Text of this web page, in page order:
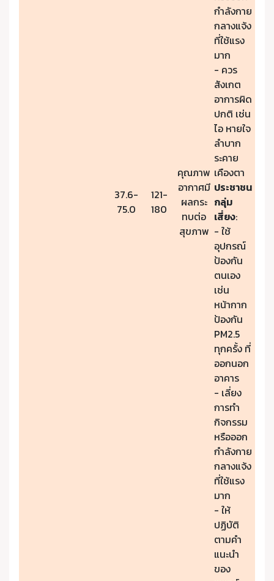
37.6-
75.0
121-
180
คุณภาพ
อากาศมี
ผลกระ
ทบต่อ
สุขภาพ
กำลังกาย
กลางแจ้ง
ที่ใช้แรง
มาก
- ควร
สังเกต
อาการผิด
ปกติ เช่น
ไอ หายใจ
ลำบาก
ระคาย
เคืองตา
ประชาชน
กลุ่ม
เสี่ยง:
- ใช้
อุปกรณ์
ป้องกัน
ตนเอง
เช่น
หน้ากาก
ป้องกัน
PM2.5
ทุกครั้ง ที่
ออกนอก
อาคาร
- เลี่ยง
การทำ
กิจกรรม
หรือออก
กำลังกาย
กลางแจ้ง
ที่ใช้แรง
มาก
- ให้
ปฏิบัติ
ตามคำ
แนะนำ
ของ